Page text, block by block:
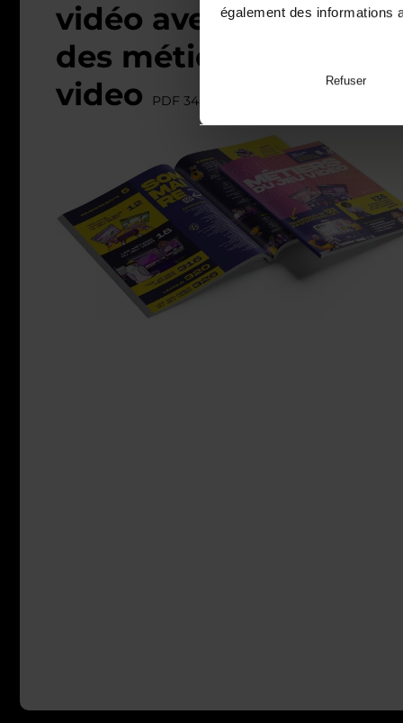
également des informations
Refuser
vidéo avec notre
des métiers du jeu
video
PDF 348 pages